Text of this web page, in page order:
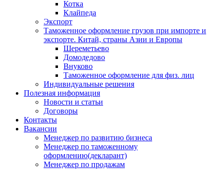
Котка
Клайпеда
Экспорт
Таможенное оформление грузов при импорте и
экспорте. Китай, страны Азии и Европы
Шереметьево
Домодедово
Внуково
Таможенное оформление для физ. лиц
Индивидуальные решения
Полезная информация
Новости и статьи
Договоры
Контакты
Вакансии
Менеджер по развитию бизнеса
Менеджер по таможенному
оформлению(декларант)
Менеджер по продажам